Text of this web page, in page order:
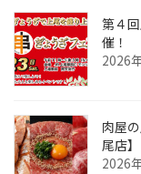
第４
催！
2026
肉屋
尾店】
2026